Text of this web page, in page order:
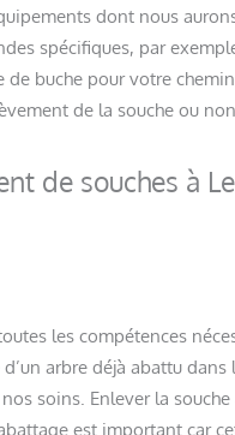
dont nous
spécifiques, par
de buche pour votre
de la souche ou non.
de souches à
les compétences
arbre déjà abattu dans
soins. Enlever la souche
est important car